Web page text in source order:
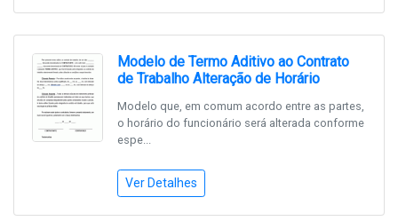
Modelo de Termo Aditivo ao Contrato
de Trabalho Alteração de Horário
Modelo que, em comum acordo entre as partes,
o horário do funcionário será alterada conforme
espe...
Ver Detalhes